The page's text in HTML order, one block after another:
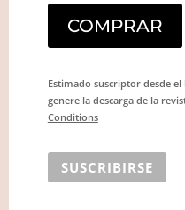
COMPRAR
Estimado suscriptor desde
genere la descarga de la
Conditions
SUSCRIBIRSE